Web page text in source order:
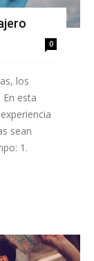
0
los
esta
sean
1.